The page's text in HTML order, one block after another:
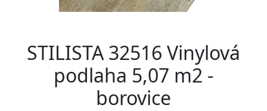
STILISTA 32516 Vinylová
podlaha 5,07 m2 -
borovice